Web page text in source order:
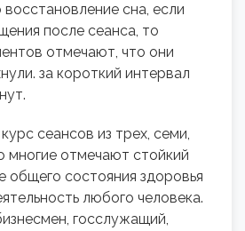
восстановление сна, если
после сеанса, то
отмечают, что они
за короткий интервал
сеансов из трех, семи,
многие отмечают стойкий
общего состояния здоровья
любого человека.
госслужащий,